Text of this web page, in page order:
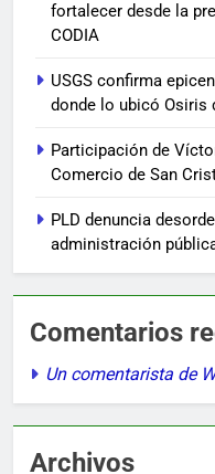
fortalecer desde la
CODIA
USGS confirma
donde lo ubicó Osiris
Participación de
Comercio de San
PLD denuncia
administración
Comentarios
Un comentarista de
Archivos